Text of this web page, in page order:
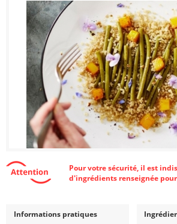
Pour votre sécurité, il est
d'ingrédients renseignée
Informations pratiques